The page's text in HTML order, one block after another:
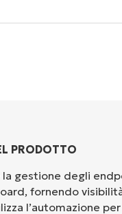
PRODOTTO
la gestione degli
fornendo
l’automazione